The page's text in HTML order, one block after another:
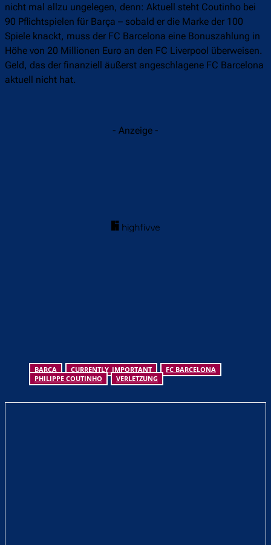
nicht mal allzu ungelegen, denn: Aktuell steht Coutinho bei
90 Pflichtspielen für Barça – sobald er die Marke der 100
Spiele knackt, muss der FC Barcelona eine Bonuszahlung in
Höhe von 20 Millionen Euro an den FC Liverpool überweisen.
Geld, das der finanziell äußerst angeschlagene FC Barcelona
aktuell nicht hat.
- Anzeige -
BARCA CURRENTLY_IMPORTANT
FC BARCELONA
PHILIPPE COUTINHO
VERLETZUNG